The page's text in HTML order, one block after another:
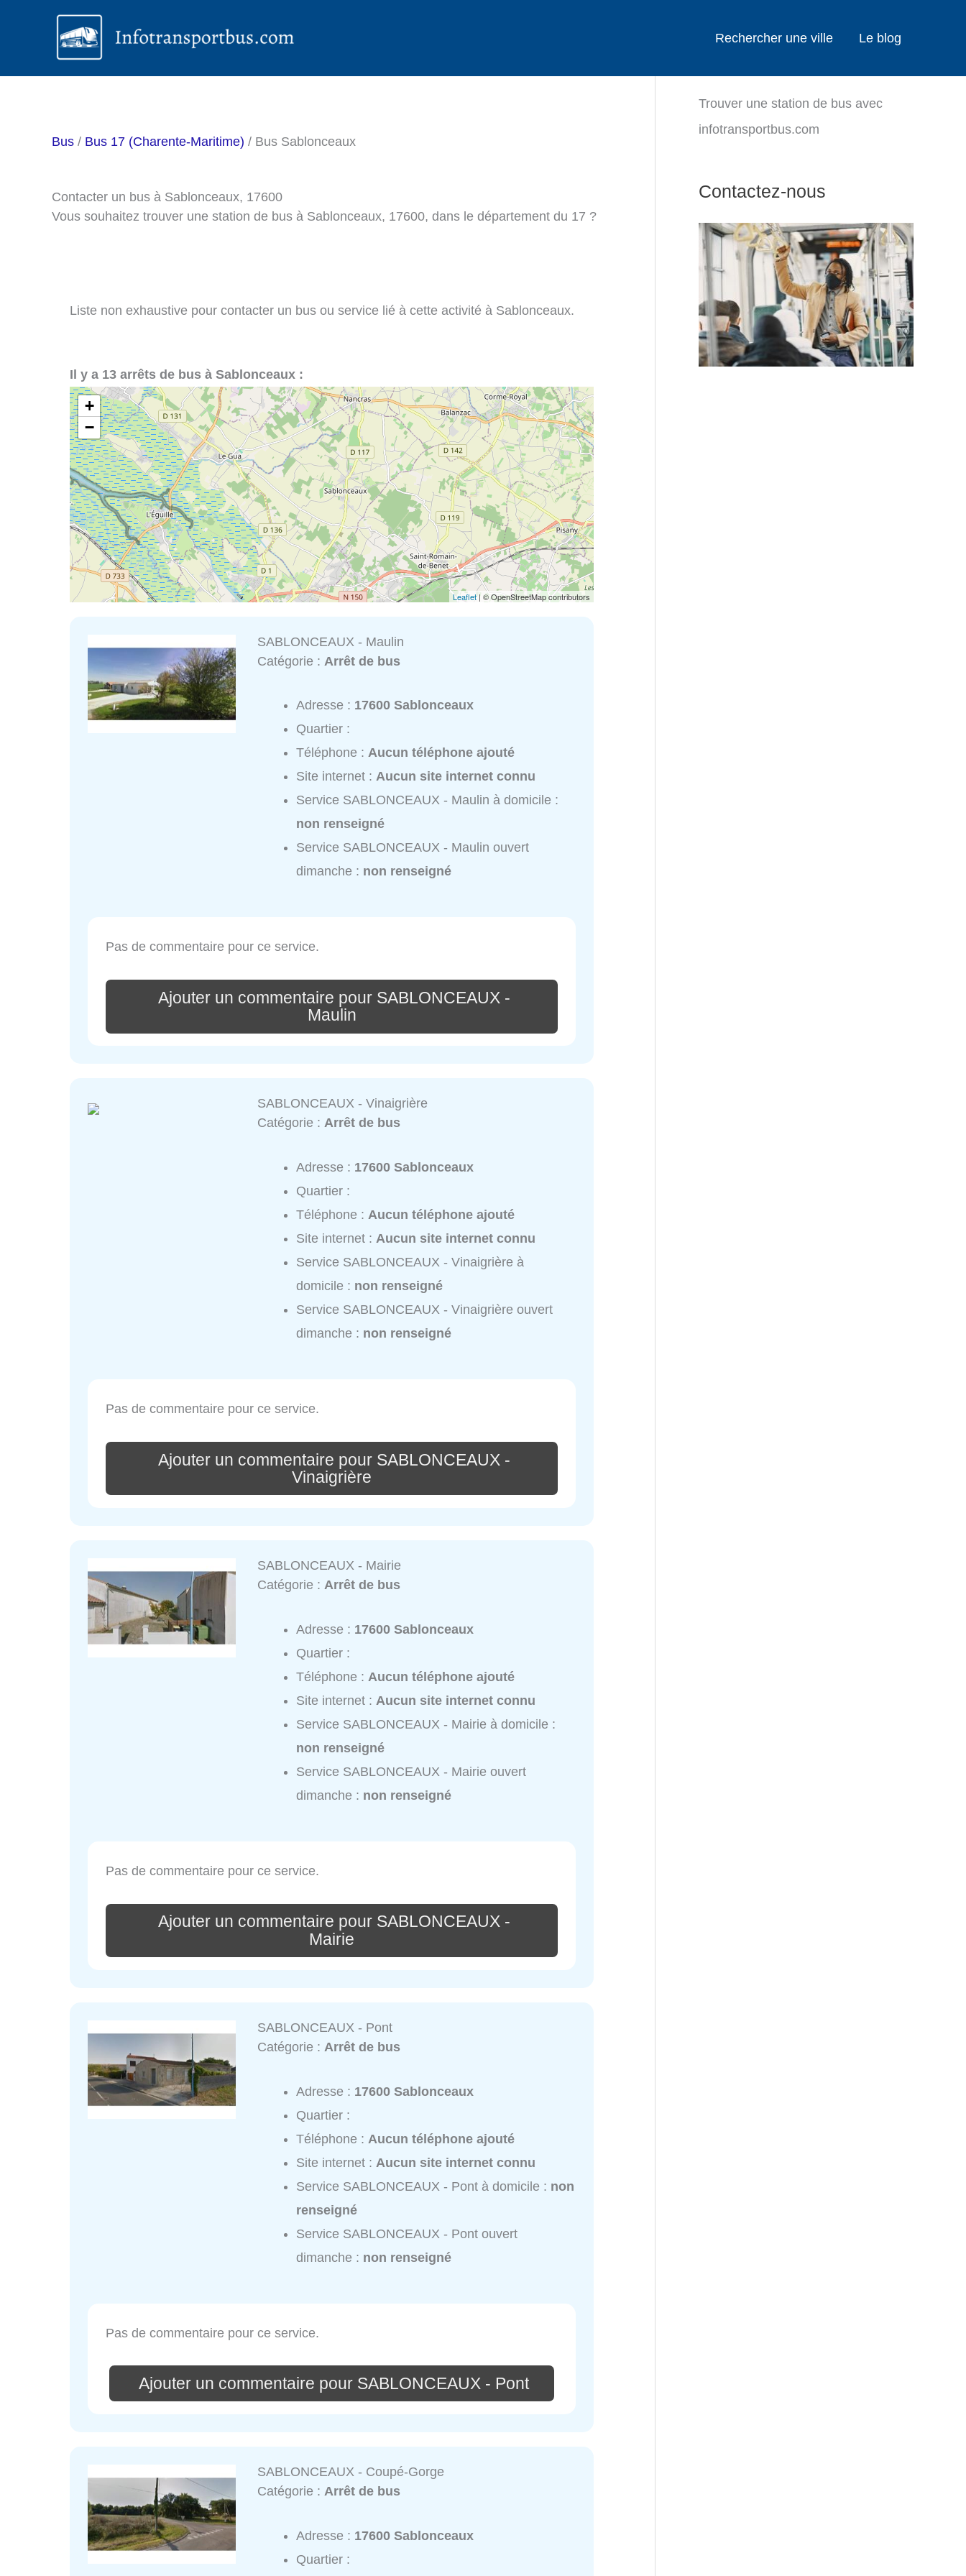
Rechercher une ville Le blog
Bus / Bus 17 (Charente-Maritime) / Bus Sablonceaux
Contacter un bus à Sablonceaux, 17600
Vous souhaitez trouver une station de bus à Sablonceaux, 17600, dans le département du 17 ?
Liste non exhaustive pour contacter un bus ou service lié à cette activité à Sablonceaux.
Il y a 13 arrêts de bus à Sablonceaux :
+
−
Leaflet | © OpenStreetMap contributors
SABLONCEAUX - Maulin
Catégorie : Arrêt de bus
Adresse : 17600 Sablonceaux
Quartier :
Téléphone :Aucun téléphone ajouté
Site internet :Aucun site internet connu
Service SABLONCEAUX - Maulin à domicile :
non renseigné
Service SABLONCEAUX - Maulin ouvert
dimanche : non renseigné
Pas de commentaire pour ce service.
Ajouter un commentaire pour SABLONCEAUX -
Maulin
SABLONCEAUX - Vinaigrière
Catégorie :Arrêt de bus
Adresse : 17600 Sablonceaux
Quartier :
Téléphone :Aucun téléphone ajouté
Site internet :Aucun site internet connu
Service SABLONCEAUX - Vinaigrière à
domicile : non renseigné
Service SABLONCEAUX - Vinaigrière ouvert
dimanche : non renseigné
Pas de commentaire pour ce service.
Ajouter un commentaire pour SABLONCEAUX -
Vinaigrière
SABLONCEAUX - Mairie
Catégorie :Arrêt de bus
Adresse : 17600 Sablonceaux
Quartier :
Téléphone : Aucun téléphone ajouté
Site internet : Aucun site internet connu
Service SABLONCEAUX - Mairie à domicile :
non renseigné
Service SABLONCEAUX - Mairie ouvert
dimanche : non renseigné
Pas de commentaire pour ce service.
Ajouter un commentaire pour SABLONCEAUX -
Mairie
SABLONCEAUX - Pont
Catégorie : Arrêt de bus
Adresse : 17600 Sablonceaux
Quartier :
Téléphone : Aucun téléphone ajouté
Site internet : Aucun site internet connu
Service SABLONCEAUX - Pont à domicile : non
renseigné
Service SABLONCEAUX - Pont ouvert
dimanche : non renseigné
Pas de commentaire pour ce service.
Ajouter un commentaire pour SABLONCEAUX - Pont
SABLONCEAUX - Coupé-Gorge
Catégorie :Arrêt de bus
Adresse : 17600 Sablonceaux
Quartier :
Trouver une station de bus avec
infotransportbus.com
Contactez-nous